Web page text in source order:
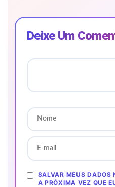
Deixe Um
SALVAR MEUS DADOS
A PRÓXIMA VEZ QUE